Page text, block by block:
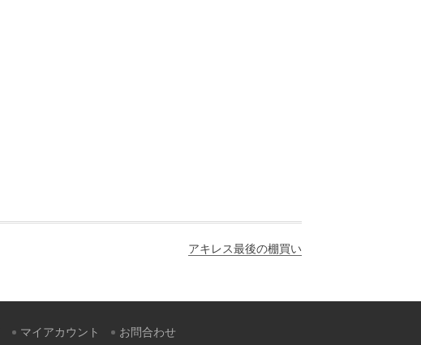
アキレス最後の棚買い
マイアカウント お問合わせ